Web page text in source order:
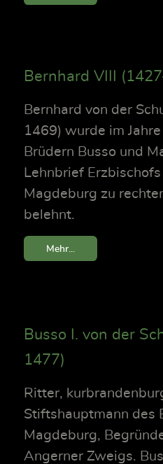
Bernhard VIII
Bernhard von der
1469) wurde im
Brüdern Busso und
Lehnbrief
Magdeburg zu
belehnt.
Mehr...
Busso I. von der
1477)
Ritter,
Stiftshauptmann des
Magdeburg,
Angerner Zweigs.